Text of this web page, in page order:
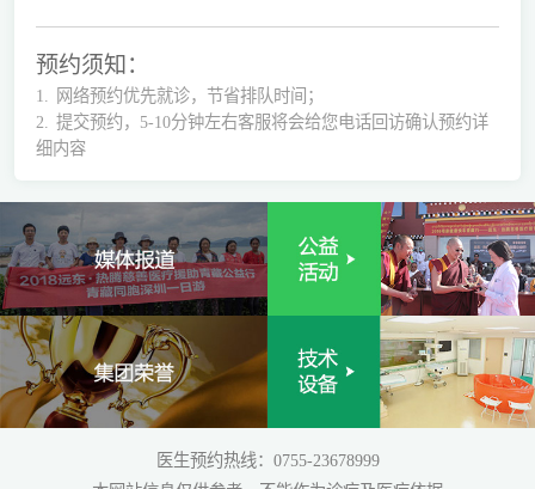
预约须知：
1.
网络预约优先就诊，节省排队时间；
2.
提交预约，5-10分钟左右客服将会给您电话回访确认预约详
细内容
医生预约热线：0755-23678999